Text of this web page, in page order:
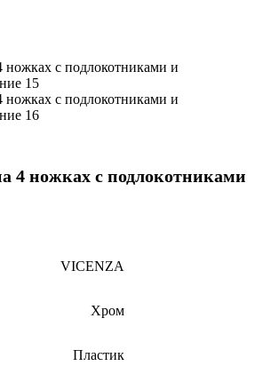
4 ножках с подлокотниками
VICENZA
Хром
Пластик